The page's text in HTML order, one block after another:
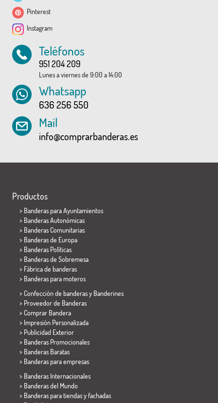
Pinterest
Instagram
Teléfonos
951 204 209
Lunes a viernes de 9:00 a 14:00
Whatsapp
636 256 550
Mail
info@comprarbanderas.es
Productos
> Banderas para Ayuntamientos
> Banderas Autonómicas
> Banderas Comunitarias
> Banderas de Europa
> Banderas Políticas
> Banderas de Sobremesa
> Fábrica de banderas
> Banderas para moteros
> Confección de banderas y Banderines
> Proveedor de Banderas
> Comprar Bandera
> Impresión Personalizada
> Publicidad Exterior
> Banderas Promocionales
> Banderas Baratas
> Banderas para empresas
> Banderas Internacionales
> Banderas del Mundo
> Banderas para tiendas y fachadas